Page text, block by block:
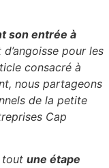
son entrée à
pour les
consacré à
nous partageons
de la petite
Cap
tout une étape